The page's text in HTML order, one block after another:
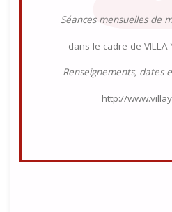
Séances mensuelles de
dans le cadre de VILLA
Renseignements, dates
http://